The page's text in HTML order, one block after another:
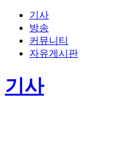
기사
방송
커뮤니티
자유게시판
기사